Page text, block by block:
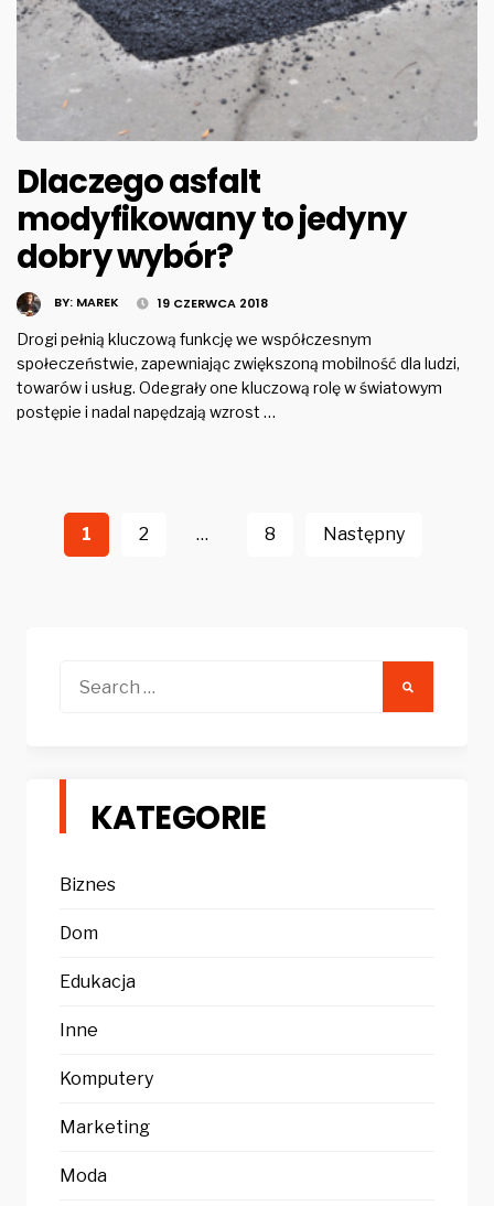
Dlaczego asfalt
modyfikowany to jedyny
dobry wybór?
BY: MAREK 19 CZERWCA 2018
Drogi pełnią kluczową funkcję we współczesnym
społeczeństwie, zapewniając zwiększoną mobilność dla ludzi,
towarów i usług. Odegrały one kluczową rolę w światowym
postępie i nadal napędzają wzrost …
wpisów
1 2 … 8 Następny
KATEGORIE
Biznes
Dom
Edukacja
Inne
Komputery
Marketing
Moda